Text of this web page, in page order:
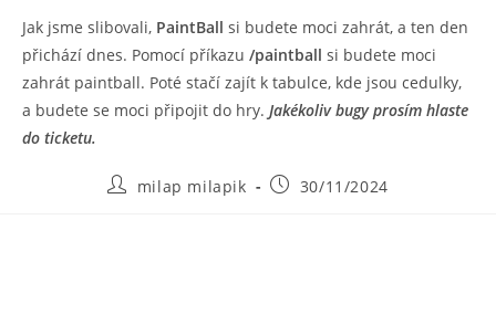
Jak jsme slibovali, PaintBall si budete moci zahrát, a ten den
přichází dnes. Pomocí příkazu /paintball si budete moci
zahrát paintball. Poté stačí zajít k tabulce, kde jsou cedulky,
a budete se moci připojit do hry. Jakékoliv bugy prosím hlaste
do ticketu.
Autormilap milapik
Příspěvek
30/11/2024